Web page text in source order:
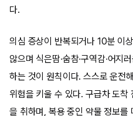
다.
의심 증상이 반복되거나 10분 이
않으며 식은땀·숨참·구역감·어지
하는 것이 원칙이다. 스스로 운전
위험을 키울 수 있다. 구급차 도착
을 취하며, 복용 중인 약물 정보를